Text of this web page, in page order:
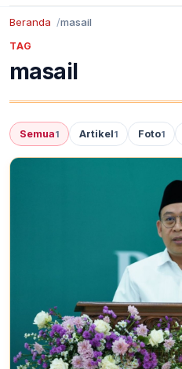
Beranda masail
TAG
masail
Semua1 Artikel1 Foto1